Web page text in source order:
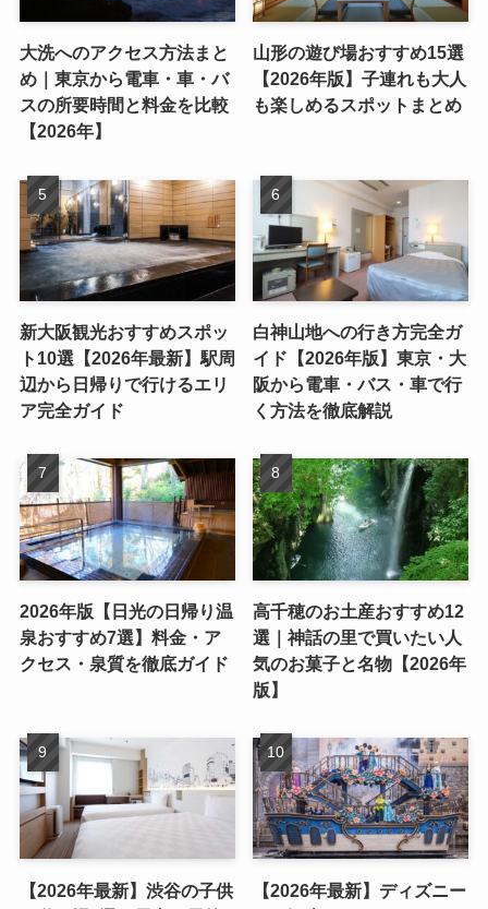
大洗へのアクセス方法まと
め｜東京から電車・車・バ
スの所要時間と料金を比較
【2026年】
山形の遊び場おすすめ15選
【2026年版】子連れも大人
も楽しめるスポットまとめ
新大阪観光おすすめスポッ
ト10選【2026年最新】駅周
辺から日帰りで行けるエリ
ア完全ガイド
白神山地への行き方完全ガ
イド【2026年版】東京・大
阪から電車・バス・車で行
く方法を徹底解説
2026年版【日光の日帰り温
泉おすすめ7選】料金・ア
クセス・泉質を徹底ガイド
高千穂のお土産おすすめ12
選｜神話の里で買いたい人
気のお菓子と名物【2026年
版】
【2026年最新】渋谷の子供
【2026年最新】ディズニー